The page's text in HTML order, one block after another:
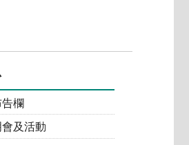
欄
及活動